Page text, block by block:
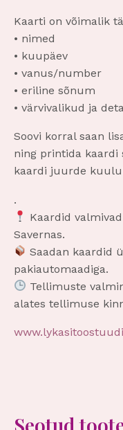
Kaarti on võimalik
• nimed
• kuupäev
• vanus/number
• eriline sõnum
• värvivalikud ja
Soovi korral saan
ning printida kaardi
kaardi juurde
.
Kaardid
Savernas.
Saadan kaardid
pakiautomaadiga.
Tellimuste
alates tellimuse